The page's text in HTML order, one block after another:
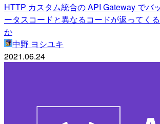
HTTP カスタム統合の API Gateway でバ
ータスコードと異なるコードが返ってく
か
中野 ヨシユキ
2021.06.24